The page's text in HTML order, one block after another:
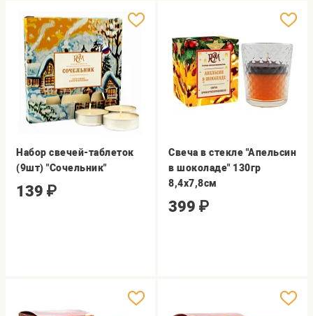
Набор свечей-таблеток
(9шт) "Сочельник"
139 ₽
Свеча в стекле "Апельсин
в шоколаде" 130гр
8,4х7,8см
399 ₽